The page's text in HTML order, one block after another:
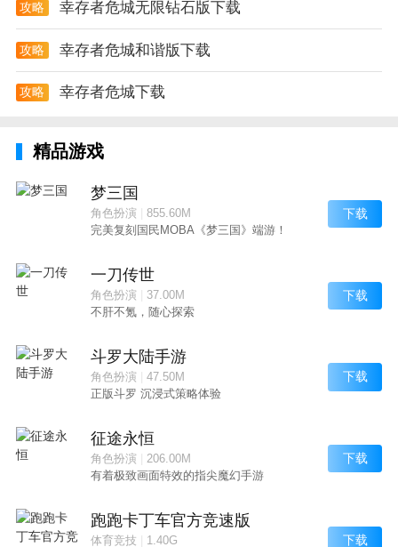
攻略 幸存者危城无限钻石版下载
攻略 幸存者危城和谐版下载
攻略 幸存者危城下载
精品游戏
梦三国
角色扮演| 855.60M
完美复刻国民MOBA《梦三国》端游！
下载
一刀传世
角色扮演| 37.00M
不肝不氪，随心探索
下载
斗罗大陆手游
角色扮演| 47.50M
正版斗罗 沉浸式策略体验
下载
征途永恒
角色扮演| 206.00M
有着极致画面特效的指尖魔幻手游
下载
跑跑卡丁车官方竞速版
体育竞技 1.40G 下载